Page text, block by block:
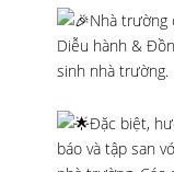
Nhà trường
Diễu hành &
sinh nhà trường.
Đặc biệt,
báo và tập san